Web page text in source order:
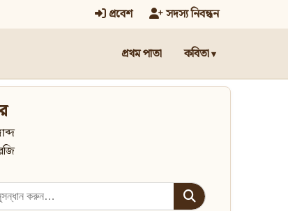
প্রবেশ সদস্য নিবন্ধন
প্রথম পাতা কবিতা